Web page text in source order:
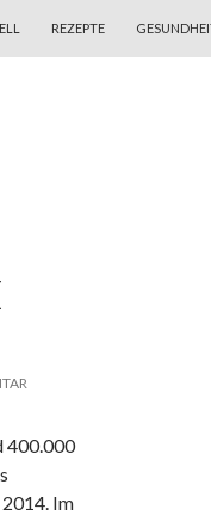
REZEPTE
400.000
Im